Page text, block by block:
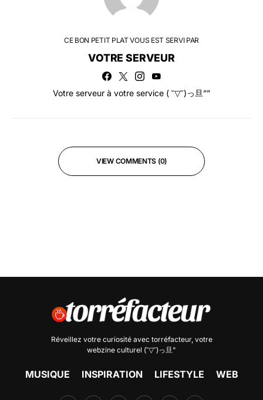
CE BON PETIT PLAT VOUS EST SERVI PAR
VOTRE SERVEUR
Votre serveur à votre service ( ˘▽˘)っ旦””
VIEW COMMENTS (0)
Réveillez votre curiosité avec torréfacteur, votre
webzine culturel (˘▽˘)っ旦"
MUSIQUE INSPIRATION LIFESTYLE WEB